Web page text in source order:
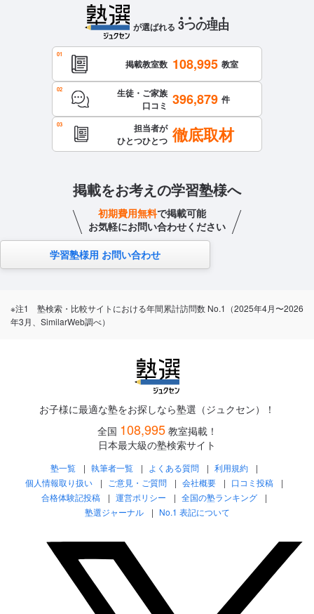
が選ばれる 3つの理由
掲載教室数 108,995 教室
生徒・ご家族
口コミ 396,879 件
担当者が
ひとつひとつ 徹底取材
掲載をお考えの学習塾様へ
初期費用無料で掲載可能
お気軽にお問い合わせください
学習塾様用 お問い合わせ
※注1 塾検索・比較サイトにおける年間累計訪問数 No.1（2025年4月〜2026
年3月、SimilarWeb調べ）
お子様に最適な塾をお探しなら塾選（ジュクセン）！
全国 108,995 教室掲載！
日本最大級の塾検索サイト
塾一覧 執筆者一覧 よくある質問
利用規約
個人情報取り扱い
ご意見・ご質問 会社概要
口コミ投稿
合格体験記投稿
運営ポリシー
全国の塾ランキング
塾選ジャーナル
No.1 表記について